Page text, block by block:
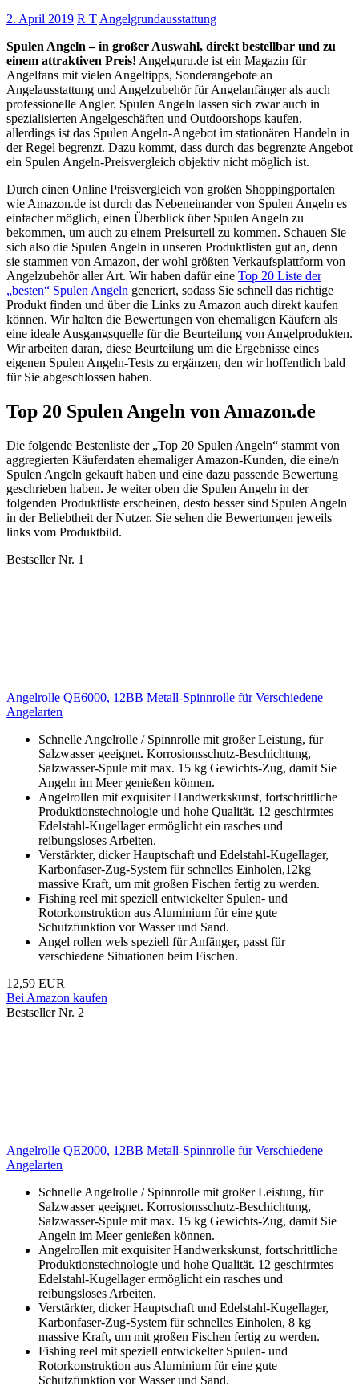
2. April 2019 R TAngelgrundausstattung
Spulen Angeln – in großer Auswahl, direkt bestellbar und zu
einem attraktiven Preis! Angelguru.de ist ein Magazin für
Angelfans mit vielen Angeltipps, Sonderangebote an
Angelausstattung und Angelzubehör für Angelanfänger als auch
professionelle Angler. Spulen Angeln lassen sich zwar auch in
spezialisierten Angelgeschäften und Outdoorshops kaufen,
allerdings ist das Spulen Angeln-Angebot im stationären Handeln in
der Regel begrenzt. Dazu kommt, dass durch das begrenzte Angebot
ein Spulen Angeln-Preisvergleich objektiv nicht möglich ist.
Durch einen Online Preisvergleich von großen Shoppingportalen
wie Amazon.de ist durch das Nebeneinander von Spulen Angeln es
einfacher möglich, einen Überblick über Spulen Angeln zu
bekommen, um auch zu einem Preisurteil zu kommen. Schauen Sie
sich also die Spulen Angeln in unseren Produktlisten gut an, denn
sie stammen von Amazon, der wohl größten Verkaufsplattform von
Angelzubehör aller Art. Wir haben dafür eine Top 20 Liste der
„besten“ Spulen Angeln generiert, sodass Sie schnell das richtige
Produkt finden und über die Links zu Amazon auch direkt kaufen
können. Wir halten die Bewertungen von ehemaligen Käufern als
eine ideale Ausgangsquelle für die Beurteilung von Angelprodukten.
Wir arbeiten daran, diese Beurteilung um die Ergebnisse eines
eigenen Spulen Angeln-Tests zu ergänzen, den wir hoffentlich bald
für Sie abgeschlossen haben.
Top 20 Spulen Angeln von Amazon.de
Die folgende Bestenliste der „Top 20 Spulen Angeln“ stammt von
aggregierten Käuferdaten ehemaliger Amazon-Kunden, die eine/n
Spulen Angeln gekauft haben und eine dazu passende Bewertung
geschrieben haben. Je weiter oben die Spulen Angeln in der
folgenden Produktliste erscheinen, desto besser sind Spulen Angeln
in der Beliebtheit der Nutzer. Sie sehen die Bewertungen jeweils
links vom Produktbild.
Bestseller Nr. 1
Angelrolle QE6000, 12BB Metall-Spinnrolle für Verschiedene
Angelarten
Schnelle Angelrolle / Spinnrolle mit großer Leistung, für
Salzwasser geeignet. Korrosionsschutz-Beschichtung,
Salzwasser-Spule mit max. 15 kg Gewichts-Zug, damit Sie
Angeln im Meer genießen können.
Angelrollen mit exquisiter Handwerkskunst, fortschrittliche
Produktionstechnologie und hohe Qualität. 12 geschirmtes
Edelstahl-Kugellager ermöglicht ein rasches und
reibungsloses Arbeiten.
Verstärkter, dicker Hauptschaft und Edelstahl-Kugellager,
Karbonfaser-Zug-System für schnelles Einholen,12kg
massive Kraft, um mit großen Fischen fertig zu werden.
Fishing reel mit speziell entwickelter Spulen- und
Rotorkonstruktion aus Aluminium für eine gute
Schutzfunktion vor Wasser und Sand.
Angel rollen wels speziell für Anfänger, passt für
verschiedene Situationen beim Fischen.
12,59 EUR
Bei Amazon kaufen
Bestseller Nr. 2
Angelrolle QE2000, 12BB Metall-Spinnrolle für Verschiedene
Angelarten
Schnelle Angelrolle / Spinnrolle mit großer Leistung, für
Salzwasser geeignet. Korrosionsschutz-Beschichtung,
Salzwasser-Spule mit max. 15 kg Gewichts-Zug, damit Sie
Angeln im Meer genießen können.
Angelrollen mit exquisiter Handwerkskunst, fortschrittliche
Produktionstechnologie und hohe Qualität. 12 geschirmtes
Edelstahl-Kugellager ermöglicht ein rasches und
reibungsloses Arbeiten.
Verstärkter, dicker Hauptschaft und Edelstahl-Kugellager,
Karbonfaser-Zug-System für schnelles Einholen, 8 kg
massive Kraft, um mit großen Fischen fertig zu werden.
Fishing reel mit speziell entwickelter Spulen- und
Rotorkonstruktion aus Aluminium für eine gute
Schutzfunktion vor Wasser und Sand.